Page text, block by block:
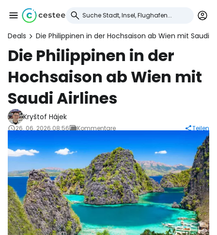
Deals Die Philippinen in der Hochsaison ab Wien mit Saudi
Die Philippinen in der
Hochsaison ab Wien mit
Saudi Airlines
Kryštof Hájek
26. 06. 2026 08:56 Kommentare Teilen
Anmeldung bei
Cestee
... die weltweite Reise-Community
Weiter mit Google
Weiter mit Facebook
Weiter mit E-Mail